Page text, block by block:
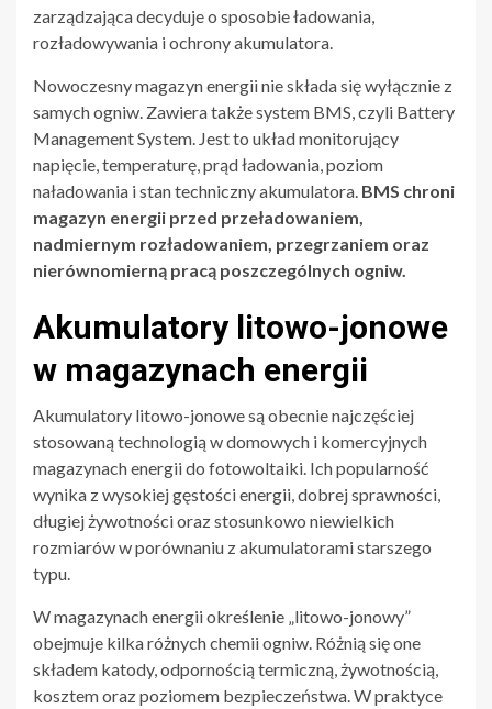
zarządzająca decyduje o sposobie ładowania,
rozładowywania i ochrony akumulatora.
Nowoczesny magazyn energii nie składa się wyłącznie z
samych ogniw. Zawiera także system BMS, czyli Battery
Management System. Jest to układ monitorujący
napięcie, temperaturę, prąd ładowania, poziom
naładowania i stan techniczny akumulatora. BMS chroni
magazyn energii przed przeładowaniem,
nadmiernym rozładowaniem, przegrzaniem oraz
nierównomierną pracą poszczególnych ogniw.
Akumulatory litowo-jonowe
w magazynach energii
Akumulatory litowo-jonowe są obecnie najczęściej
stosowaną technologią w domowych i komercyjnych
magazynach energii do fotowoltaiki. Ich popularność
wynika z wysokiej gęstości energii, dobrej sprawności,
długiej żywotności oraz stosunkowo niewielkich
rozmiarów w porównaniu z akumulatorami starszego
typu.
W magazynach energii określenie „litowo-jonowy”
obejmuje kilka różnych chemii ogniw. Różnią się one
składem katody, odpornością termiczną, żywotnością,
kosztem oraz poziomem bezpieczeństwa. W praktyce